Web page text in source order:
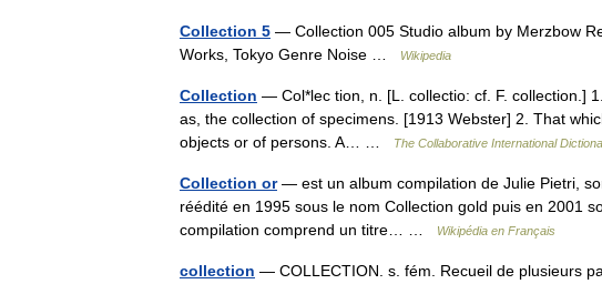
Collection 5 — Collection 005 Studio album by Merzbow
Works, Tokyo Genre Noise …
Wikipedia
Collection — Col*lec tion, n. [L. collectio: cf. F. collection.]
as, the collection of specimens. [1913 Webster] 2. That
objects or of persons. A… …
The Collaborative International
Collection or— est un album compilation de Julie Pietri,
réédité en 1995 sous le nom Collection gold puis en 2001
compilation comprend un titre… …
Wikipédia en Français
collection — COLLECTION. s. fém. Recueil de plusieurs